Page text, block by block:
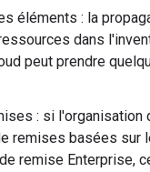
éléments : la
dans
peut prendre
: si l'organisation
remises basées sur
remise Enterprise,